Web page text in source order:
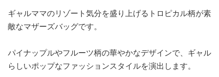
ギャルママのリゾート気分を盛り上げるトロピカル柄が素
敵なマザーズバッグです。
パイナップルやフルーツ柄の華やかなデザインで、ギャル
らしいポップなファッションスタイルを演出します。